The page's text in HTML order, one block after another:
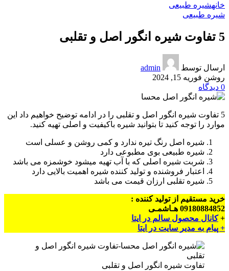
خانهشیره طبیعی
شیره طبیعی
5 تفاوت شیره انگور اصل و تقلبی
ارسال توسط
admin
روشن فوریه 15, 2024
0 دیدگاه
5 تفاوت شیره انگور اصل و تقلبی را در ادامه توضیح خواهیم داد این
موارد را توجه کنید تا بتوانید شیره باکیفیت و اصلی تهیه کنید.
شیره اصل رنگ تیره ندارد و کمی روشن و عسلی است
شیره طبیعی بوی مطبوعی دارد
شربت شیره اصلی که با آب تهیه میشود خوشمزه می باشد
اعتبار فروشنده و تولید کننده شیره اهمیت بالایی دارد
شیره تقلبی ارزان قیمت می باشد
خرید مستقیم از تولید کننده :
09180884852 هـاشمـی
+کانال محصول سالم در ایتا
+ پیام به مدیر سایت در ایتا
تفاوت شیره انگور اصل و تقلبی